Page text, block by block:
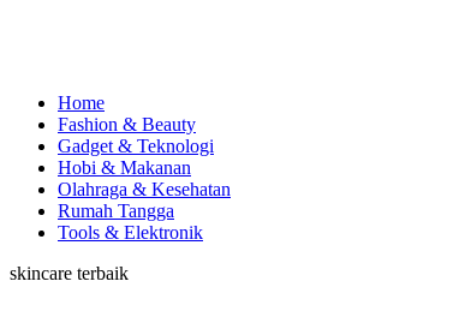
Home
Fashion & Beauty
Gadget & Teknologi
Hobi & Makanan
Olahraga & Kesehatan
Rumah Tangga
Tools & Elektronik
skincare terbaik